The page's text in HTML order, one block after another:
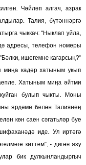
Чәйләп алгач, азрак
Талия, бүтәннәргә
чыккач: "Ныклап уйла,
адресы, телефон номеры
ишегемне кагарсың?"
миңа кадәр хатыным укып
Хатыным миңа әйтми
булып чыкты. Моны
ярдәме белән Талиянең
көн саен сәгатьләр буе
иде. Ул иртәгә
киттем", - дигән язу
бик дулкынландыргыч